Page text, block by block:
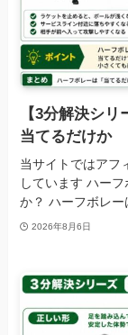
【3分解決シ
当てるだけか
当サイトではアフ
しています ハー
か？ ハーフボレー
2026年8月6日